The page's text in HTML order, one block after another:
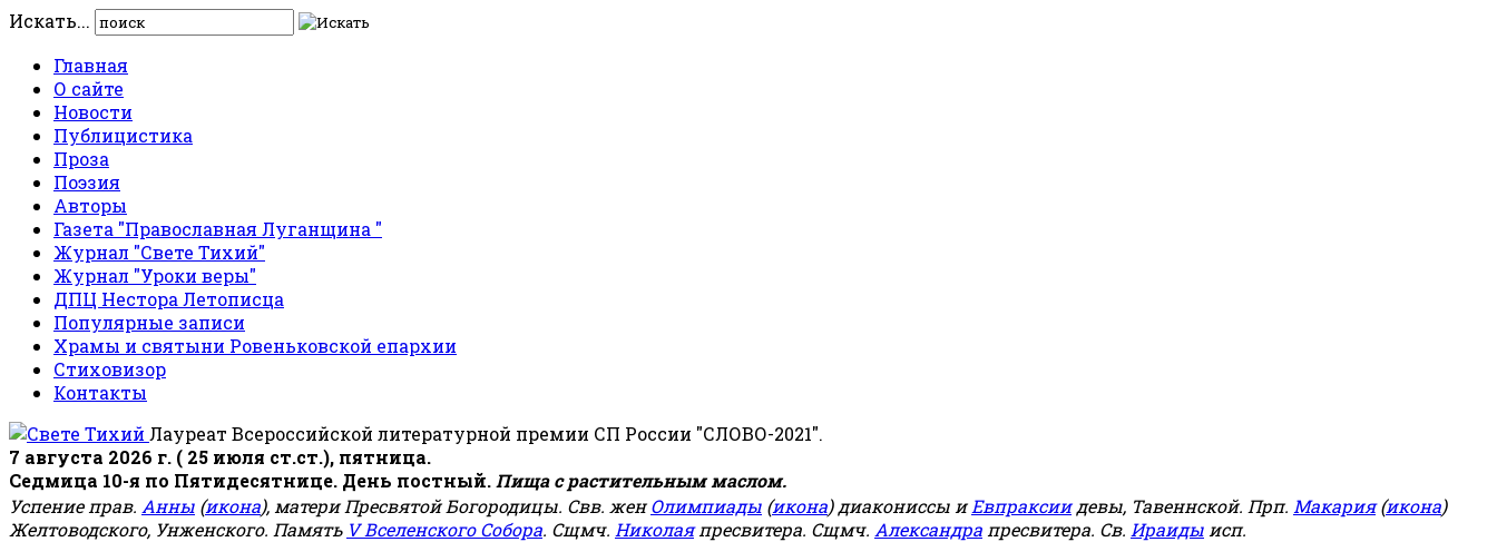
Искать...
Главная
О сайте
Новости
Публицистика
Проза
Поэзия
Авторы
Газета "Православная Луганщина "
Журнал "Свете Тихий"
Журнал "Уроки веры"
ДПЦ Нестора Летописца
Популярные записи
Храмы и святыни Ровеньковской епархии
Стиховизор
Контакты
Лауреат Всероссийской литературной премии СП России "СЛОВО-2021".
7 августа 2026 г. ( 25 июля ст.ст.), пятница.
Седмица 10-я по Пятидесятнице. День постный. Пища с растительным маслом.
Успение прав. Анны (икона), матери Пресвятой Богородицы. Свв. женОлимпиады (икона) диакониссы иЕвпраксиидевы, Тавеннской. Прп. Макария(икона)
Желтоводского, Унженского. Память V Вселенского Собора. Сщмч. Николаяпресвитера. Сщмч. Александра пресвитера. Св. Ираиды исп.